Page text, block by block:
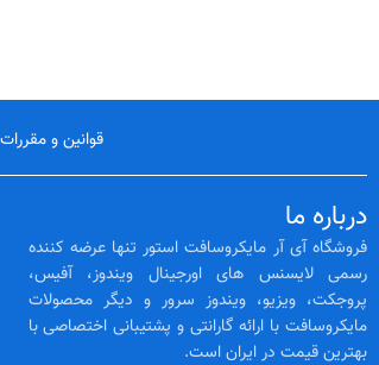
قوانین و مقررات
درباره ما
فروشگاه آی آر مایکروسافت استور تنها عرضه کننده
رسمی لایسنس‌ های اورجینال ویندوز، آفیس،
پروجکت، ویزیو، ویندوز سرور و دیگر محصولات
مایکروسافت با ارائه گارانتی و پشتیبانی اختصاصی با
بهترین قیمت در ایران است.